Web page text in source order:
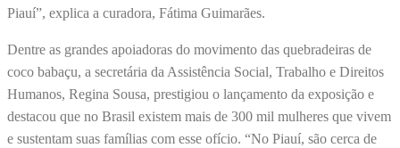
Piauí”, explica a curadora, Fátima Guimarães.
Dentre as grandes apoiadoras do movimento das quebradeiras de
coco babaçu, a secretária da Assistência Social, Trabalho e Direitos
Humanos, Regina Sousa, prestigiou o lançamento da exposição e
destacou que no Brasil existem mais de 300 mil mulheres que vivem
e sustentam suas famílias com esse ofício. “No Piauí, são cerca de